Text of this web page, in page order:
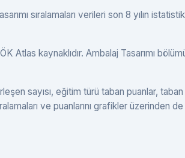
sıralamaları verileri son 8 yılın
Atlas kaynaklıdır. Ambalaj Tasarımı
sayısı, eğitim türü taban puanlar, taban
ve puanlarını grafikler üzerinden de